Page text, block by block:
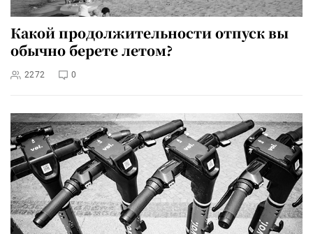
Какой продолжительности отпуск вы
обычно берете летом?
2272 0